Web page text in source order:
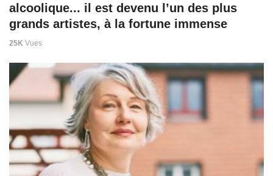
alcoolique... il est devenu l’un des plus
grands artistes, à la fortune immense
25K Vues